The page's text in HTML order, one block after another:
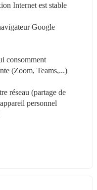
Internet est stable
Google
consomment
(Zoom, Teams,...)
réseau (partage de
personnel